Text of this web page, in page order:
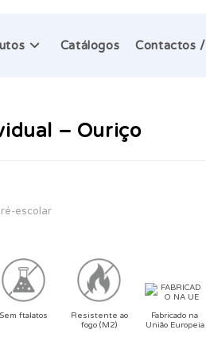
Catálogos Contactos
– Ouriço
escolar
Sem ftalatos
Resistente ao
fogo (M2)
Fabricado na
União Europeia